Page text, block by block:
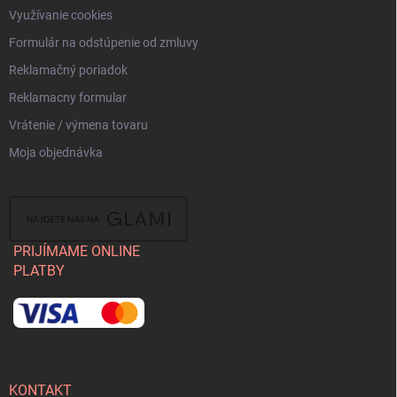
Využívanie cookies
Formulár na odstúpenie od zmluvy
Reklamačný poriadok
Reklamacny formular
Vrátenie / výmena tovaru
Moja objednávka
PRIJÍMAME ONLINE
PLATBY
KONTAKT